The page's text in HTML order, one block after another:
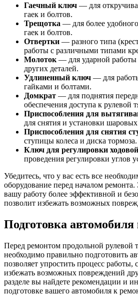
Гаечный ключ — для
гаек и болтов.
Трещотка — для более
гаек и болтов.
Отвертки — разного типа
работы с различными типами
Молоток — для ударной работы
других деталей.
Удлиненный ключ — для
гайками и болтами.
Домкрат — для поднятия
обеспечения доступа к рулевой
Приспособления для
для снятия и установки
Приспособления для снятия
ступицы колеса и диска тормоза.
Ключ для регулировки
проведения регулировки углов
Убедитесь, что у вас есть все
оборудование перед началом
вашу работу более эффективной и
позволит избежать возможных
Подготовка
Перед ремонтом продольной рулевой
необходимо правильно подготовить
позволяет упростить процесс работы,
избежать возможных повреждений
разделе вы найдете рекомендации и
подготовке вашего автомобиля к